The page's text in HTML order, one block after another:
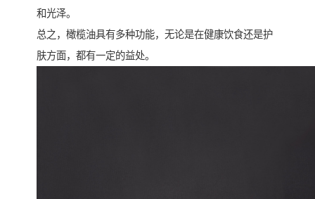
和光泽。
总之，橄榄油具有多种功能，无论是在健康饮食还是护
肤方面，都有一定的益处。